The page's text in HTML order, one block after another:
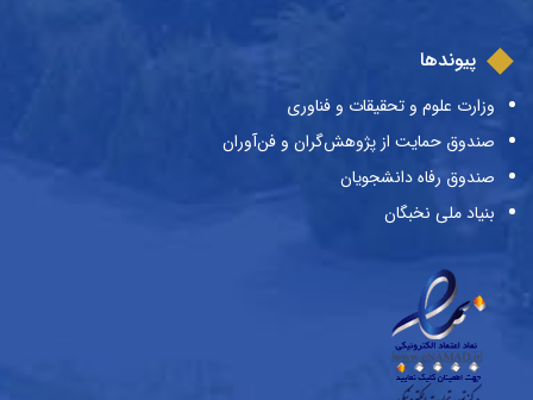
پیوندها
وزارت علوم و تحقیقات و فناوری
صندوق حمایت از پژوهش‌گران و فن‌آوران
صندوق رفاه دانشجویان
بنیاد ملی نخبگان